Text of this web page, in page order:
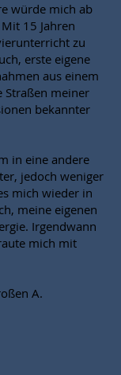
würde mich ab
15 Jahren
zu
erste eigene
aus einem
Straßen meiner
bekannter
in eine andere
jedoch weniger
mich wieder in
meine eigenen
Irgendwann
mich mit
A.